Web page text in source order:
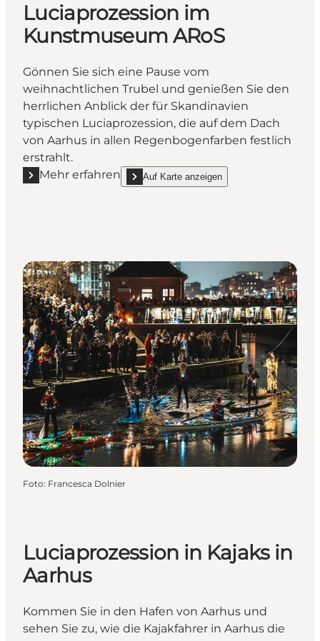
Luciaprozession im
Kunstmuseum ARoS
Gönnen Sie sich eine Pause vom
weihnachtlichen Trubel und genießen Sie den
herrlichen Anblick der für Skandinavien
typischen Luciaprozession, die auf dem Dach
von Aarhus in allen Regenbogenfarben festlich
erstrahlt.
Mehr erfahren
Mehr erfahren "Luciaprozession im Kunstmuseum
Auf Karte anzeigen
show Luciaprozession im Kunstmuseum
Foto: Francesca Dolnier
Luciaprozession in Kajaks in
Aarhus
Kommen Sie in den Hafen von Aarhus und
sehen Sie zu, wie die Kajakfahrer in Aarhus die